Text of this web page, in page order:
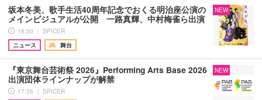
坂本冬美、歌手生活40周年記念でおくる明治座公演の
メインビジュアルが公開 一路真輝、中村梅雀ら出演
18:00 ｜ SPICER
ニュース
舞台
NEW
『東京舞台芸術祭 2026』Performing Arts Base 2026
出演団体ラインナップが解禁
17:35 ｜ SPICER
NEW